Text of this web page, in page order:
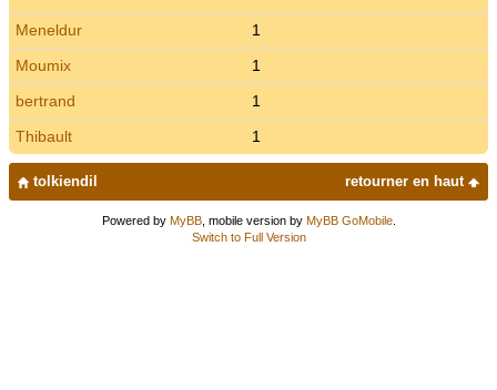
Meneldur
1
Moumix
1
bertrand
1
Thibault
1
retourner en haut
tolkiendil
Powered by MyBB, mobile version by MyBB GoMobile.
Switch to Full Version